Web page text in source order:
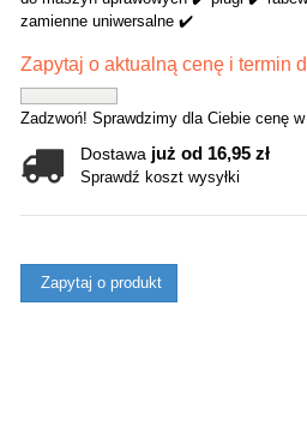
zamienne uniwersalne ✔️
Zapytaj o aktualną cenę i termin
Zadzwoń! Sprawdzimy dla Ciebie cenę w
Dostawa już od 16,95 zł
Sprawdź koszt wysyłki
Zapytaj o produkt